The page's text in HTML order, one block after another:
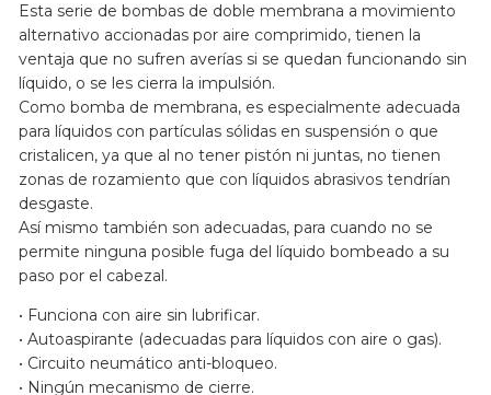
Esta serie de bombas de doble membrana a movimiento
alternativo accionadas por aire comprimido, tienen la
ventaja que no sufren averías si se quedan funcionando sin
líquido, o se les cierra la impulsión.
Como bomba de membrana, es especialmente adecuada
para líquidos con partículas sólidas en suspensión o que
cristalicen, ya que al no tener pistón ni juntas, no tienen
zonas de rozamiento que con líquidos abrasivos tendrían
desgaste.
Así mismo también son adecuadas, para cuando no se
permite ninguna posible fuga del líquido bombeado a su
paso por el cabezal.
• Funciona con aire sin lubrificar.
• Autoaspirante (adecuadas para líquidos con aire o gas).
• Circuito neumático anti-bloqueo.
• Ningún mecanismo de cierre.